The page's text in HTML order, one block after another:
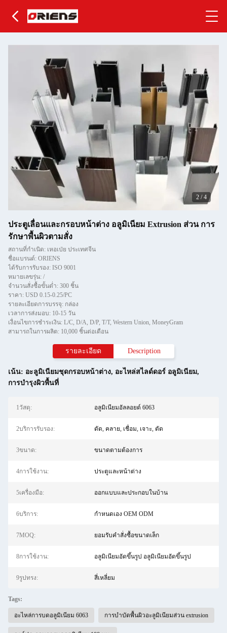
2 /4
ประตูเลื่อนและกรอบหน้าต่าง อลูมิเนียม Extrusion ส่วน การ
รักษาพื้นผิวตามสั่ง
สถานที่กำเนิด: เหอเป่ย ประเทศจีน
ชื่อแบรนด์: ORIENS
ได้รับการรับรอง: ISO 9001
หมายเลขรุ่น: /
จำนวนสั่งซื้อขั้นต่ำ: 300 ชิ้น
ราคา: USD 0.15-0.25/PC
รายละเอียดการบรรจุ: กล่อง
เวลาการส่งมอบ: 10-15 วัน
เงื่อนไขการชำระเงิน: L/C, D/A, D/P, T/T, Western Union, MoneyGram
สามารถในการผลิต: 10,000 ชิ้นต่อเดือน
รายละเอียด Description
เน้น: อะลูมิเนียมชุดกรอบหน้าต่าง, อะไหล่สไลด์ดอร์ อลูมิเนียม,
การบํารุงผิวพื้นที่
1วัสดุ: อลูมิเนียมอัลลอยด์ 6063
2บริการรับรอง: ดัด, คลาย, เชื่อม, เจาะ, ตัด
3ขนาด: ขนาดตามต้องการ
4การใช้งาน: ประตูและหน้าต่าง
5เครื่องมือ: ออกแบบและประกอบในบ้าน
6บริการ: กำหนดเอง OEM ODM
7MOQ: ยอมรับคำสั่งซื้อขนาดเล็ก
8การใช้งาน: อลูมิเนียมอัดขึ้นรูป อลูมิเนียมอัดขึ้นรูป
9รูปทรง: สี่เหลี่ยม
Tags:
อะไหล่การบดอลูมิเนียม 6063 การบําบัดพื้นผิวอะลูมิเนียมส่วน extrusion